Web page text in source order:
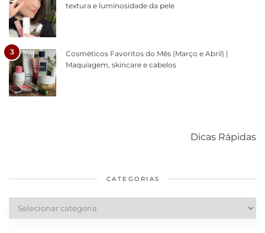
textura e luminosidade da pele
3
Cosméticos Favoritos do Mês (Março e Abril) |
Maquiagem, skincare e cabelos
Dicas Rápidas
diários
cabelos
CATEGORIAS
Categorias